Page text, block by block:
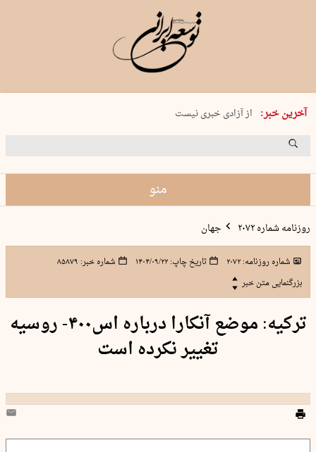
آخرین خبر:
یکشنبه 18 مرداد 1405 شماره 2245
از آزادی خبری نیست
۸۸۸ نفر سال گذشته بر اثر غرق‌شدگی جان …
منو
روزنامه شماره ۲۰۷۲ جهان
شماره روزنامه:۲۰۷۲ تاریخ چاپ:۱۴۰۴/۰۹/۲۲ شماره خبر: ۸۵۸۷۹
بزرگنمایی متن خبر
ترکیه: موضع آنکارا درباره اس۴۰۰-‌ روسیه
تغییر نکرده است